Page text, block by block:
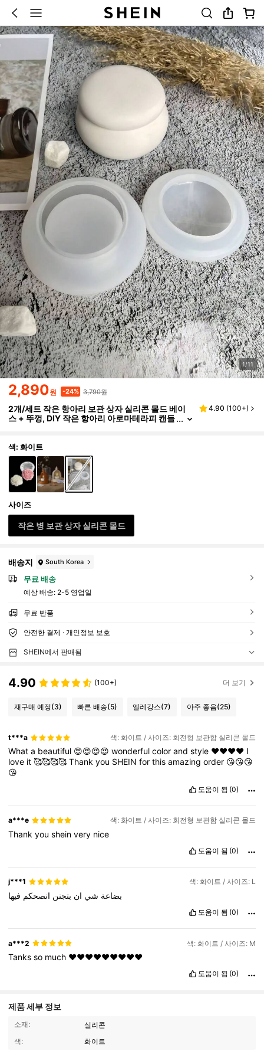
1/11
2,890원 -24% 3,790원
2개/세트 작은 항아리 보관 상자 실리콘 몰드 베이
스 + 뚜껑, DIY 작은 항아리 아로마테라피 캔들
4.90 (100+)
색: 화이트
사이즈
작은 병 보관 상자 실리콘 몰드
배송지 South Korea
무료 배송
예상 배송: 2-5 영업일
무료 반품
안전한 결제 · 개인정보 보호
SHEIN에서 판매됨
4.90 (100+) 더 보기
재구매 예정(3) 빠른 배송(5) 엘레강스(7) 아주 좋음(25)
t***a 색: 화이트 / 사이즈: 회전형 보관함 실리콘 몰드
Whata beautiful 😍😍😍😍wonderfulcolorandstyle ❤️❤️❤️❤️ I
love it🥰🥰🥰🥰Thankyou SHEINforthisamazingorder 😘😘😘
😘
도움이 됨 (0)
a***e 색: 화이트 / 사이즈: 회전형 보관함 실리콘 몰드
Thankyousheinvery nice
도움이 됨 (0)
j***1 색: 화이트 / 사이즈: L
بضاعة شي ان بتجنن انصحكم فيها
도움이 됨 (0)
a***2 색: 화이트 / 사이즈: M
Tanksso much ❤️❤️❤️❤️❤️❤️❤️❤️❤️
도움이 됨 (0)
제품 세부 정보
소재:
실리콘
색:
화이트